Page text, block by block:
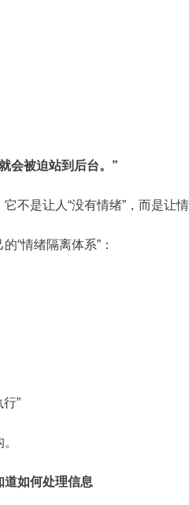
会被迫站到后台。”
不是让人“没有情绪”，而是让情
“情绪隔离体系”：
”
道如何处理信息